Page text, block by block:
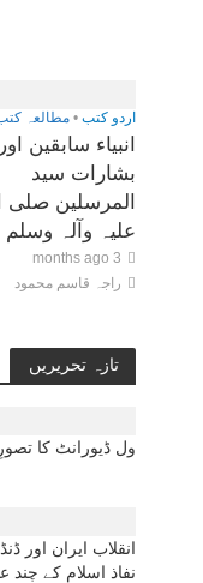
اردو کتب • مطالعہ
انبیاء سابقین اور
بشارات سید
المرسلین صلی
علیہ وآلہ وسلم
3 months ago
راجہ قاسم محمود
تازہ تحریریں
ول ڈیورانٹ کا
انقلاب ایران اور
نفاذ اسلام کے چند